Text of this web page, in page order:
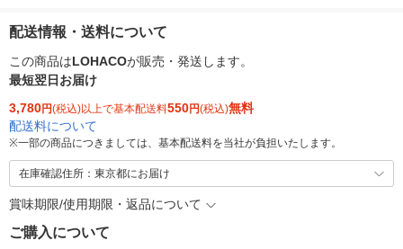
配送情報・送料について
この商品はLOHACOが販売・発送します。
最短翌日お届け
3,780円(税込)以上で基本配送料550円(税込)無料
配送料について
※一部の商品につきましては、基本配送料を当社が負担いたします。
在庫確認住所：東京都にお届け
賞味期限/使用期限・返品について
ご購入について